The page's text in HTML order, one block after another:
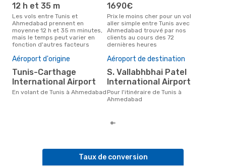
12 h et 35 m
Les vols entre Tunis et
Ahmedabad prennent en
moyenne 12 h et 35 m minutes,
mais le temps peut varier en
fonction d'autres facteurs
1690€
Prix le moins cher pour un vol
aller simple entre Tunis avec
Ahmedabad trouvé par nos
clients au cours des 72
dernières heures
Aéroport d'origine
Tunis-Carthage
International Airport
En volant de Tunis à Ahmedabad
Aéroport de destination
S. Vallabhbhai Patel
International Airport
Pour l'itinéraire de Tunis à
Ahmedabad
Taux de conversion